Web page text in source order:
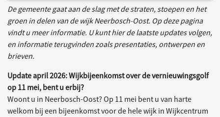
De gemeente gaat aan de slag met de straten, stoepen en het
groen in delen van de wijk Neerbosch-Oost. Op deze pagina
vindt u meer informatie. U kunt hier de laatste updates volgen,
en informatie terugvinden zoals presentaties, ontwerpen en
brieven.
Update april 2026: Wijkbijeenkomst over de vernieuwingsgolf
op 11 mei, bent u erbij?
Woont u in Neerbosch-Oost? Op 11 mei bent u van harte
welkom bij een bijeenkomst voor de hele wijk in Wijkcentrum